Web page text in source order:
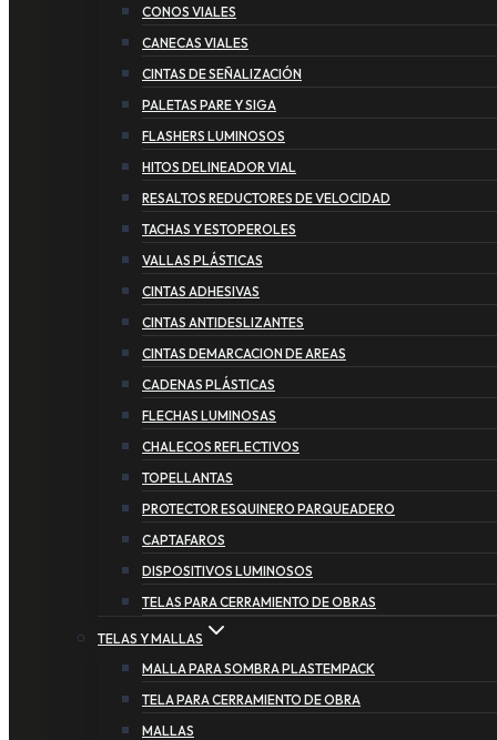
CONOS VIALES
CANECAS VIALES
CINTAS DE SEÑALIZACIÓN
PALETAS PARE Y SIGA
FLASHERS LUMINOSOS
HITOS DELINEADOR VIAL
RESALTOS REDUCTORES DE VELOCIDAD
TACHAS Y ESTOPEROLES
VALLAS PLÁSTICAS
CINTAS ADHESIVAS
CINTAS ANTIDESLIZANTES
CINTAS DEMARCACION DE AREAS
CADENAS PLÁSTICAS
FLECHAS LUMINOSAS
CHALECOS REFLECTIVOS
TOPELLANTAS
PROTECTOR ESQUINERO PARQUEADERO
CAPTAFAROS
DISPOSITIVOS LUMINOSOS
TELAS PARA CERRAMIENTO DE OBRAS
TELAS Y MALLAS
MALLA PARA SOMBRA PLASTEMPACK
TELA PARA CERRAMIENTO DE OBRA
MALLAS